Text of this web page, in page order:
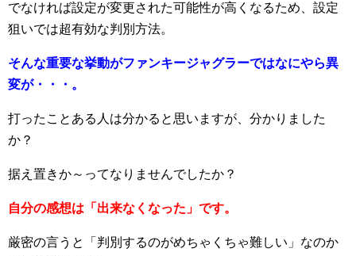
でなければ設定が変更された可能性が高くなるため、設定
狙いでは超有効な判別方法。
そんな重要な挙動がファンキージャグラーではなにやら異
変が・・・。
打ったことある人は分かると思いますが、分かりました
か？
据え置きか～ってなりませんでしたか？
自分の感想は「出来なくなった」です。
厳密の言うと「判別するのがめちゃくちゃ難しい」なのか